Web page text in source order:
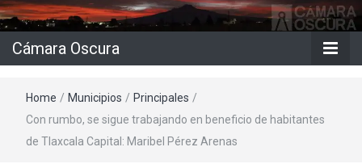
Oscura
Cámara Oscura
Home / Municipios / Principales /
Con rumbo, se sigue trabajando en beneficio de habitantes
de Tlaxcala Capital: Maribel Pérez Arenas